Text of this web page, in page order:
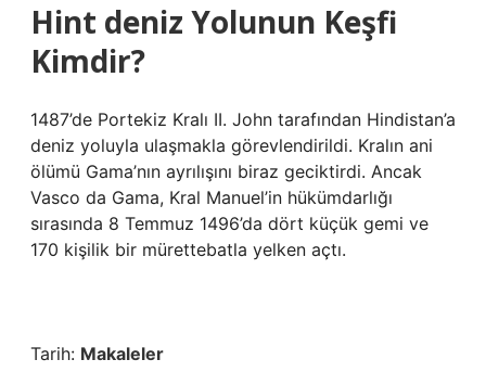
Hint deniz Yolunun Keşfi
Kimdir?
1487’de Portekiz Kralı II. John tarafından Hindistan’a
deniz yoluyla ulaşmakla görevlendirildi. Kralın ani
ölümü Gama’nın ayrılışını biraz geciktirdi. Ancak
Vasco da Gama, Kral Manuel’in hükümdarlığı
sırasında 8 Temmuz 1496’da dört küçük gemi ve
170 kişilik bir mürettebatla yelken açtı.
Tarih: Makaleler